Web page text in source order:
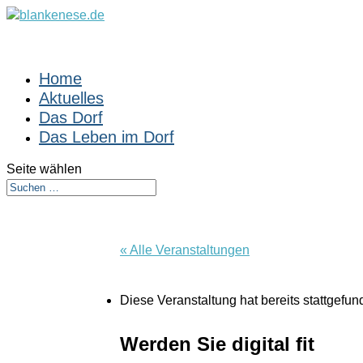
Home
Aktuelles
Das Dorf
Das Leben im Dorf
Seite wählen
« Alle Veranstaltungen
Diese Veranstaltung hat bereits
Werden Sie digital fit